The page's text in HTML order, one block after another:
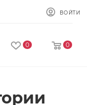
ВОЙТИ
0 0